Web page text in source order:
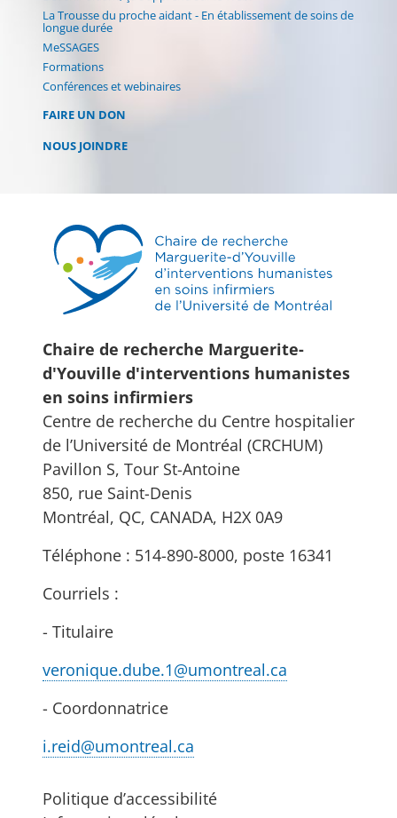
La Trousse du proche aidant - En établissement de soins de
longue durée
MeSSAGES
Formations
Conférences et webinaires
FAIRE UN DON
NOUS JOINDRE
Chaire de recherche Marguerite-
d'Youville d'interventions humanistes
en soins infirmiers
Centre de recherche du Centre hospitalier
de l’Université de Montréal (CRCHUM)
Pavillon S, Tour St-Antoine
850, rue Saint-Denis
Montréal, QC, CANADA, H2X 0A9
Téléphone : 514-890-8000, poste 16341
Courriels :
- Titulaire
veronique.dube.1@umontreal.ca
- Coordonnatrice
i.reid@umontreal.ca
Politique d’accessibilité